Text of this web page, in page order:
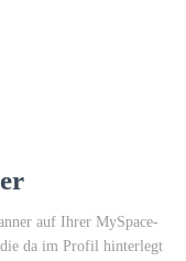
auf Ihrer MySpace-
da im Profil hinterlegt